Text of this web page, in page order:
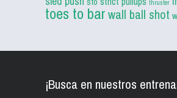
thruster
toes to barwall ball shot
¡Busca en nuestros